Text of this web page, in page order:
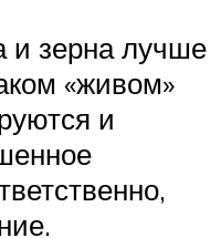
и зерна лучше
«живом»
и